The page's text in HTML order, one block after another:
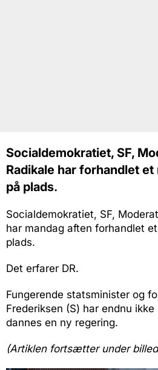
Socialdemokratiet, SF,
Radikale har forhandlet
på plads.
Socialdemokratiet, SF,
har mandag aften forhandlet
plads.
Det erfarer DR.
Fungerende statsminister og
Frederiksen (S) har endnu
dannes en ny regering.
(Artiklen fortsætter under